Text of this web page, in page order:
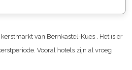
kerstmarkt van Bernkastel-Kues . Het is er
Vooral hotels zijn al vroeg